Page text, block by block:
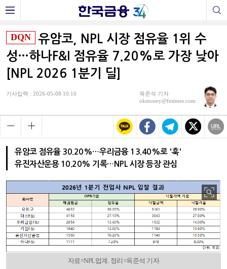
DQN
유암코, NPL 시장 점유율 1위 수
성…하나F&I 점유율 7.20%로 가장 낮아
[NPL 2026 1분기 딜]
기사입력 : 2026-05-08 10:10
옥준석 기자
okmoney@fntimes.com
유암코 점유율 30.20%…우리금융 13.40%로 '훅'
유진자산운용 10.20% 기록…NPL 시장 등장 관심
자료=NPL업계. 정리=옥준석 기자